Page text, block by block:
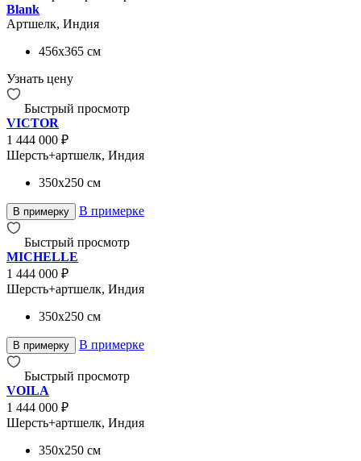
Blank
Артшелк, Индия
456x365 см
Узнать цену
Быстрый просмотр
VICTOR
1 444 000 ₽
Шерсть+артшелк, Индия
350x250 см
В примерку В примерке
Быстрый просмотр
MICHELLE
1 444 000 ₽
Шерсть+артшелк, Индия
350x250 см
В примерку В примерке
Быстрый просмотр
VOILA
1 444 000 ₽
Шерсть+артшелк, Индия
350x250 см